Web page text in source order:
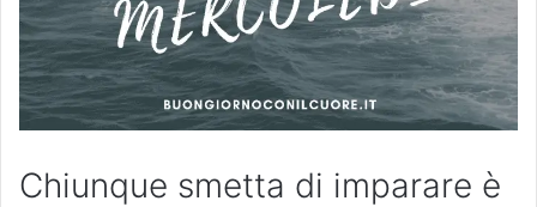
Chiunque smetta di imparare è